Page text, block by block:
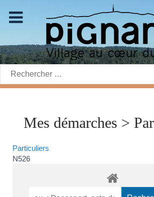
Rechercher:
Mes démarches >
Particuliers
N526